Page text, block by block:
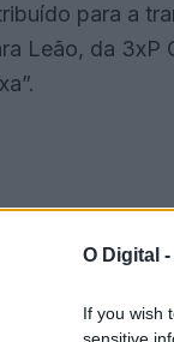
O Digital -
If you wish
sensitive
para a
Leão, da 3xP